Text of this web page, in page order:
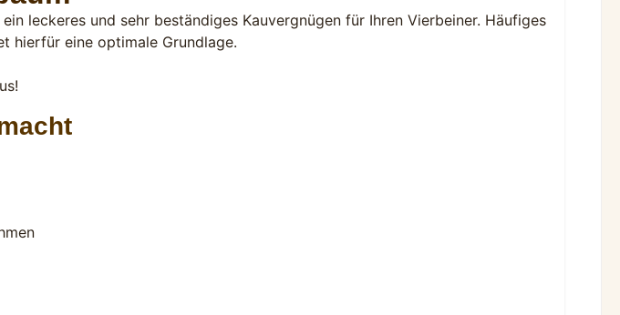
leckeres und sehr beständiges Kauvergnügen für Ihren Vierbeiner. Häufiges
hierfür eine optimale Grundlage.